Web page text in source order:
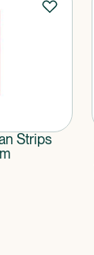
Strips